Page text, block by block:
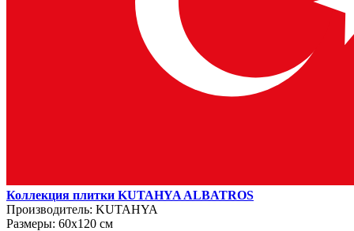
Коллекция плитки KUTAHYA ALBATROS
Производитель: KUTAHYA
Размеры: 60х120 см